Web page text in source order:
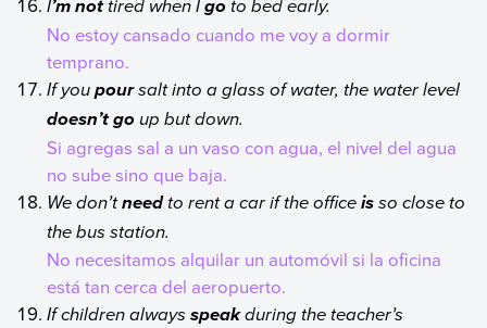
I’m not tired when Igo to bed early.
No estoy cansado cuando me voy a dormir
temprano.
If youpoursalt into a glass of water, the water level
doesn’t go up but down.
Si agregas sal a un vaso con agua, el nivel del agua
no sube sino que baja.
We don’tneedto rent a car if the officeis so close to
the bus station.
No necesitamos alquilar un automóvil si la oficina
está tan cerca del aeropuerto.
If children alwaysspeakduring the teacher’s